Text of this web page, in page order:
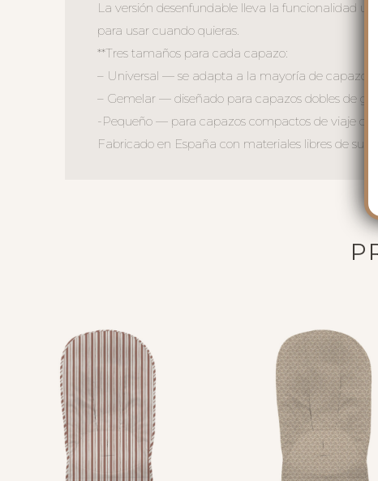
La versión desenfundable lleva la funcionalidad
para usar cuando quieras.
**Tres tamaños para cada capazo:
– Universal — se adapta a la mayoría de capazos
– Gemelar — diseñado para capazos dobles de
-Pequeño — para capazos compactos de viaje o
Fabricado en España con materiales libres de